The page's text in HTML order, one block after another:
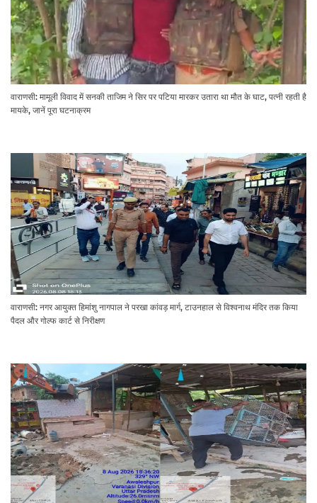
वाराणसी: मामूली विवाद में सनकी ताजिम ने सिर पर पटिया मारकर उतारा था मौत के घाट, पत्नी रहती है
मायके, जानें पूरा घटनाक्रम
वाराणसी: नगर आयुक्त हिमांशु नागपाल ने परखा कांवड़ मार्ग, टाउनहाल से विश्वनाथ मंदिर तक किया
पैदल और गोल्फ कार्ट से निरीक्षण